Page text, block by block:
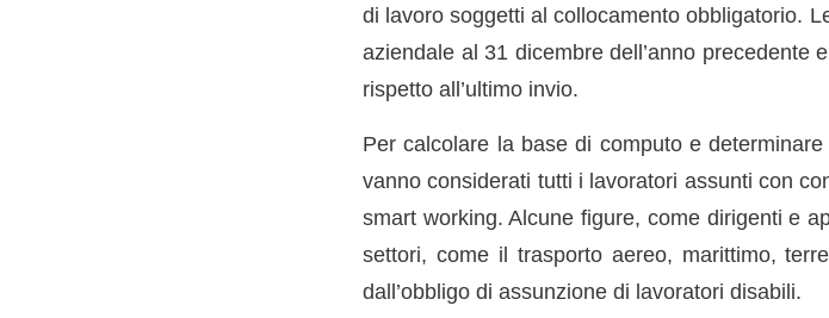
di lavoro soggetti al collocamento obbligatorio.
aziendale al 31 dicembre dell’anno precedente
rispetto all’ultimo invio.
Per calcolare la base di computo e
vanno considerati tutti i lavoratori assunti con
smart working. Alcune figure, come dirigenti e
settori, come il trasporto aereo, marittimo,
dall’obbligo di assunzione di lavoratori disabili.